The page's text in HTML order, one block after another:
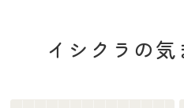
イシクラの